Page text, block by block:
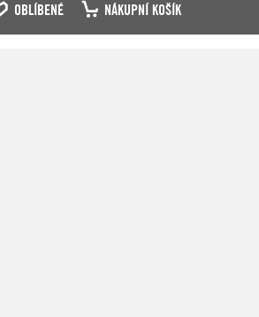
OBLÍBENÉ NÁKUPNÍ KOŠÍK